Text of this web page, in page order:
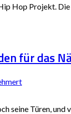
Hop Projekt.
für das
seine Türen,